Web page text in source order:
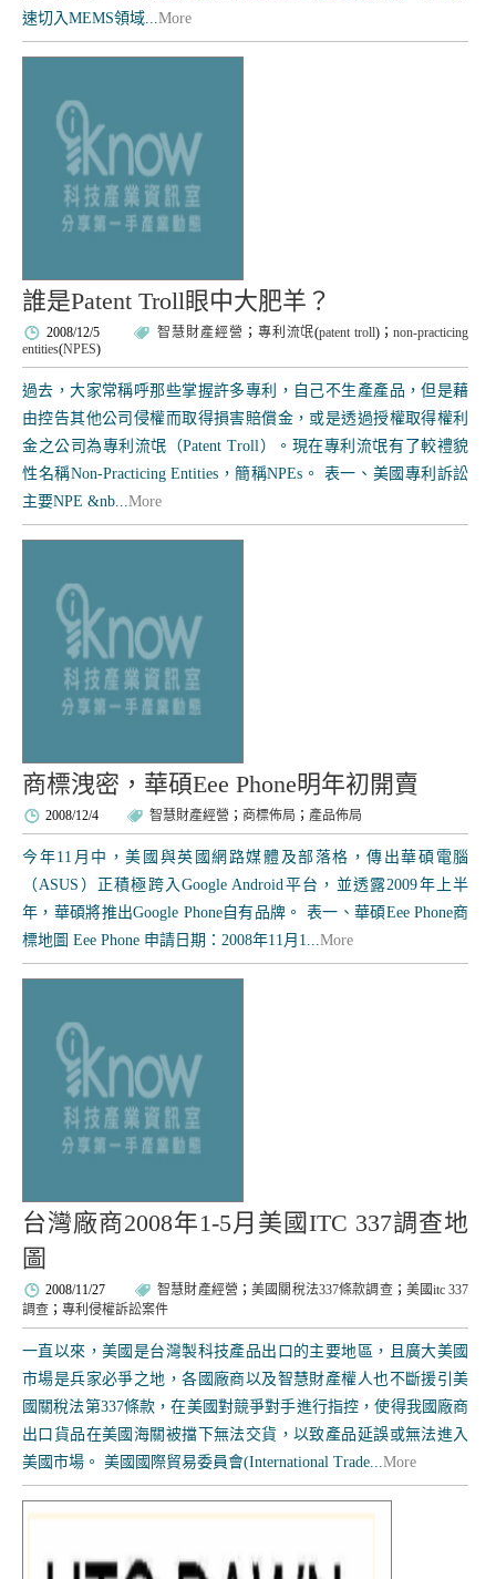
速切入MEMS領域...More
誰是Patent Troll眼中大肥羊？
2008/12/5 智慧財產經營 ； 專利流氓(patent troll)；non-practicing
entities(NPES)
過去，大家常稱呼那些掌握許多專利，自己不生產產品，但是藉
由控告其他公司侵權而取得損害賠償金，或是透過授權取得權利
金之公司為專利流氓（Patent Troll）。現在專利流氓有了較禮貌
性名稱Non-Practicing Entities，簡稱NPEs。 表一、美國專利訴訟
主要NPE &nb...More
商標洩密，華碩Eee Phone明年初開賣
2008/12/4 智慧財產經營 ； 商標佈局 ； 產品佈局
今年11月中，美國與英國網路媒體及部落格，傳出華碩電腦
（ASUS）正積極跨入Google Android平台，並透露2009年上半
年，華碩將推出Google Phone自有品牌。 表一、華碩Eee Phone商
標地圖 Eee Phone 申請日期：2008年11月1...More
台灣廠商2008年1-5月美國ITC 337調查地
圖
2008/11/27 智慧財產經營 ；美國關稅法337條款調查； 美國itc 337
調查 ； 專利侵權訴訟案件
一直以來，美國是台灣製科技產品出口的主要地區，且廣大美國
市場是兵家必爭之地，各國廠商以及智慧財產權人也不斷援引美
國關稅法第337條款，在美國對競爭對手進行指控，使得我國廠商
出口貨品在美國海關被擋下無法交貨，以致產品延誤或無法進入
美國市場。 美國國際貿易委員會(International Trade...More